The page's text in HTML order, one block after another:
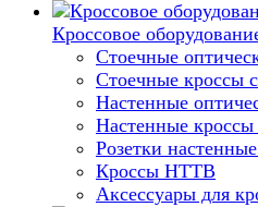
Кроссовое
Стоечные
Стоечные кроссы
Настенные
Настенные
Розетки
Кроссы HTTB
Аксессуары для